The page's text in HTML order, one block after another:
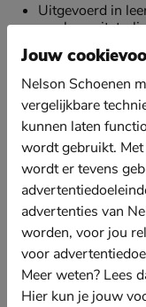
Uitgevoerd in
een luxe
rubberen
enkelkraag
hiel.
Voorzien van
demping en een
voetbed is
gebruikt kunnen
Afgewerkt met
aansluit bij het
biedt extreem
Stijlnr.: CT302OB
Jouw
Nelson Schoenen
vergelijkbare
kunnen laten
wordt gebruikt.
wordt er tevens
advertenties van
worden, voor jou
voor
Meer weten? Lees
Hier kun je jouw